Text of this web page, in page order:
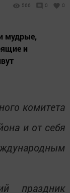
566 0 0
мудрые,
и
комитета
и от себя
праздник